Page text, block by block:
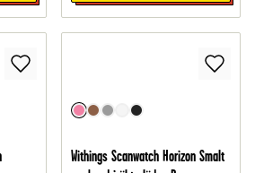
Withings Scanwatch Horizon Smalt